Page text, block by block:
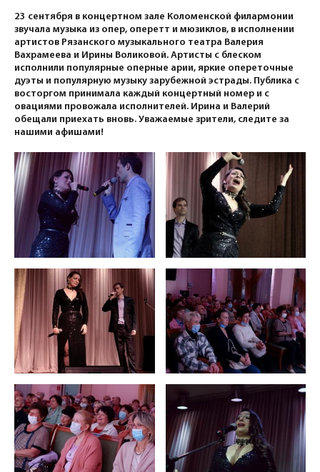
23 сентября в концертном зале Коломенской филармонии
звучала музыка из опер, оперетт и мюзиклов, в исполнении
артистов Рязанского музыкального театра Валерия
Вахрамеева и Ирины Воликовой. Артисты с блеском
исполнили популярные оперные арии, яркие опереточные
дуэты и популярную музыку зарубежной эстрады. Публика с
восторгом принимала каждый концертный номер и с
овациями провожала исполнителей. Ирина и Валерий
обещали приехать вновь. Уважаемые зрители, следите за
нашими афишами!